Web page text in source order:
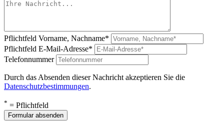
Pflichtfeld Vorname, Nachname*
Pflichtfeld E-Mail-Adresse*
Telefonnummer
Durch das Absenden dieser Nachricht akzeptieren Sie die
Datenschutzbestimmungen.
* = Pflichtfeld
Formular absenden